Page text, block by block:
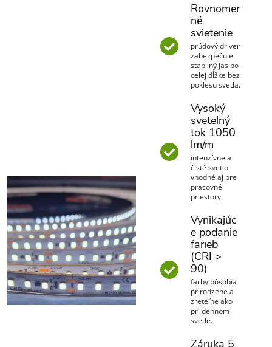
Rovnomer
né
svietenie
prúdový driver
zabezpečuje
stabilný jas po
celej dĺžke bez
poklesu svetla.
Vysoký
svetelný
tok 1050
lm/m
intenzívne a
čisté svetlo
vhodné aj pre
pracovné
priestory.
Vynikajúc
e podanie
farieb
(CRI >
90)
farby pôsobia
prirodzene a
zreteľne ako
pri dennom
svetle.
Záruka 5